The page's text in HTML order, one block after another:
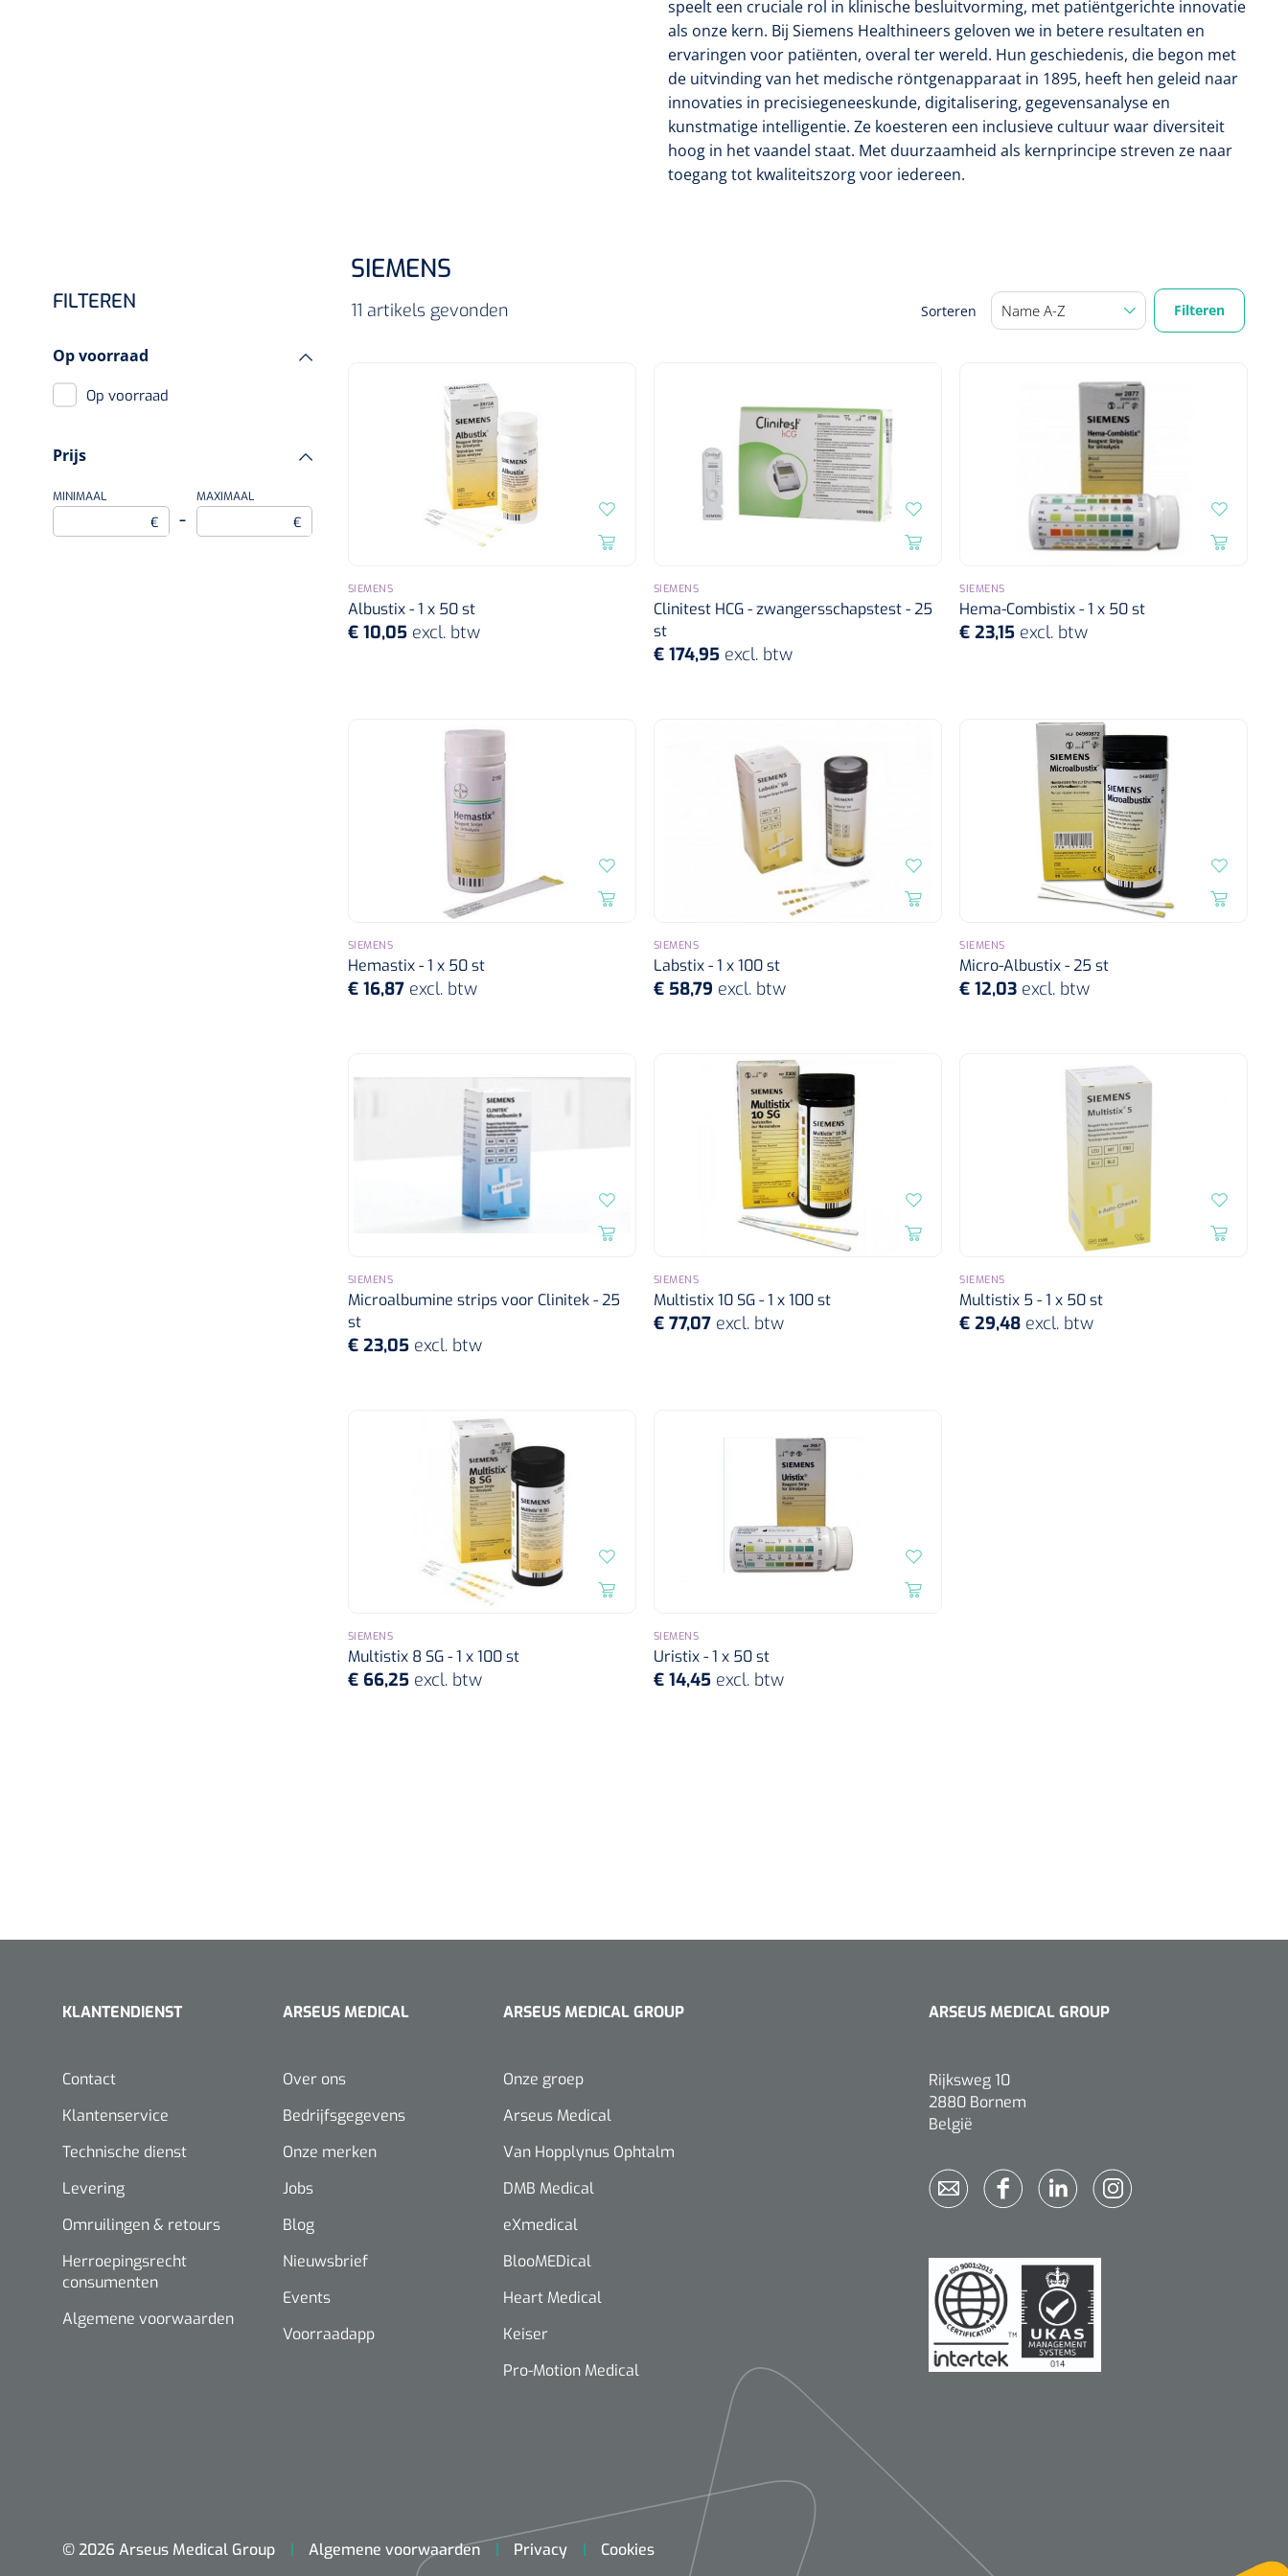
speelt een cruciale rol in klinische besluitvorming, met patiëntgerichte innovatie
als onze kern. Bij Siemens Healthineers geloven we in betere resultaten en
ervaringen voor patiënten, overal ter wereld. Hun geschiedenis, die begon met
de uitvinding van het medische röntgenapparaat in 1895, heeft hen geleid naar
innovaties in precisiegeneeskunde, digitalisering, gegevensanalyse en
kunstmatige intelligentie. Ze koesteren een inclusieve cultuur waar diversiteit
hoog in het vaandel staat. Met duurzaamheid als kernprincipe streven ze naar
toegang tot kwaliteitszorg voor iedereen.
FILTEREN
Op voorraad
Op voorraad
Prijs
MINIMAAL
€ –
MAXIMAAL
€
SIEMENS
11 artikels gevonden Sorteren Filteren
SIEMENS
Albustix - 1 x 50 st
€ 10,05 excl. btw
SIEMENS
Clinitest HCG - zwangersschapstest - 25
st
€ 174,95 excl. btw
SIEMENS
Hema-Combistix - 1 x 50 st
€ 23,15 excl. btw
SIEMENS
Hemastix - 1 x 50 st
€ 16,87 excl. btw
SIEMENS
Labstix - 1 x 100 st
€ 58,79 excl. btw
SIEMENS
Micro-Albustix - 25 st
€ 12,03 excl. btw
SIEMENS
Microalbumine strips voor Clinitek - 25
st
€ 23,05 excl. btw
SIEMENS
Multistix 10 SG - 1 x 100 st
€ 77,07 excl. btw
SIEMENS
Multistix 5 - 1 x 50 st
€ 29,48 excl. btw
SIEMENS
Multistix 8 SG - 1 x 100 st
€ 66,25 excl. btw
SIEMENS
Uristix - 1 x 50 st
€ 14,45 excl. btw
KLANTENDIENST
Contact
Klantenservice
Technische dienst
Levering
Omruilingen & retours
Herroepingsrecht
consumenten
Algemene voorwaarden
ARSEUS MEDICAL
Over ons
Bedrijfsgegevens
Onze merken
Jobs
Blog
Nieuwsbrief
Events
Voorraadapp
ARSEUS MEDICAL GROUP
Onze groep
Arseus Medical
Van Hopplynus Ophtalm
DMB Medical
eXmedical
BlooMEDical
Heart Medical
Keiser
Pro-Motion Medical
ARSEUS MEDICAL GROUP
Rijksweg 10
2880 Bornem
België
© 2026 Arseus Medical Group Algemene voorwaarden Privacy Cookies